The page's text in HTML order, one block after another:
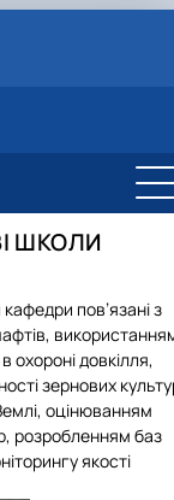
освітнє
технічне
робіт
ШКОЛИ
пов’язані з
охороні довкілля,
зернових
оцінюванням
розробленням баз
якості